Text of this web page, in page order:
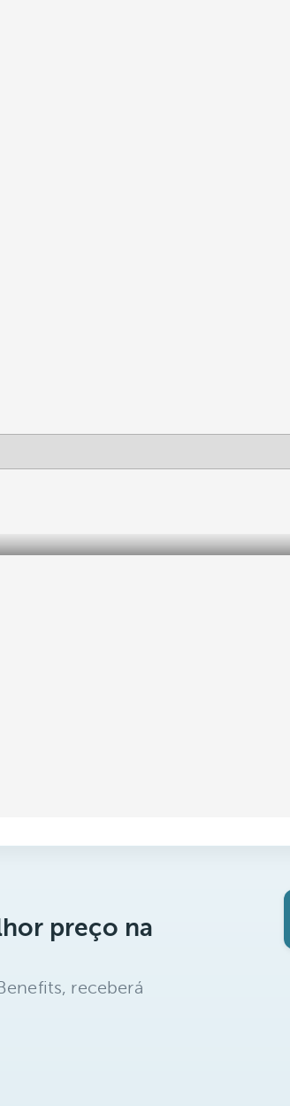
preço na
receberá